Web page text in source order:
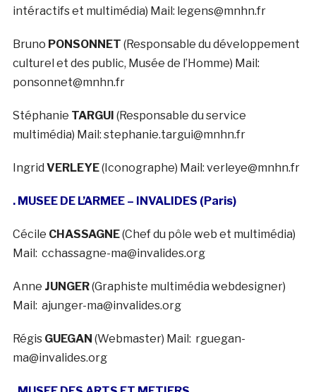
intéractifs et multimédia) Mail: legens@mnhn.fr
Bruno PONSONNET (Responsable du développement
culturel et des public, Musée de l’Homme) Mail:
ponsonnet@mnhn.fr
Stéphanie TARGUI (Responsable du service
multimédia) Mail: stephanie.targui@mnhn.fr
Ingrid VERLEYE(Iconographe) Mail: verleye@mnhn.fr
. MUSEE DE L’ARMEE – INVALIDES (Paris)
Cécile CHASSAGNE(Chef du pôle web et multimédia)
Mail: cchassagne-ma@invalides.org
Anne JUNGER(Graphiste multimédia webdesigner)
Mail: ajunger-ma@invalides.org
Régis GUEGAN (Webmaster) Mail: rguegan-
ma@invalides.org